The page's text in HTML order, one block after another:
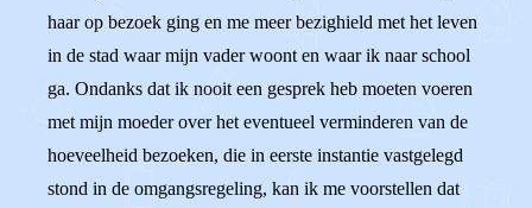
haar op bezoek ging en me meer bezighield met het leven
in de stad waar mijn vader woont en waar ik naar school
ga. Ondanks dat ik nooit een gesprek heb moeten voeren
met mijn moeder over het eventueel verminderen van de
hoeveelheid bezoeken, die in eerste instantie vastgelegd
stond in de omgangsregeling, kan ik me voorstellen dat